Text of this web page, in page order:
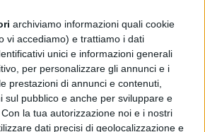
archiviamo informazioni quali cookie
vi accediamo) e trattiamo i dati
unici e informazioni generali
per personalizzare gli annunci e i
prestazioni di annunci e contenuti,
sul pubblico e anche per sviluppare e
la tua autorizzazione noi e i nostri
dati precisi di geolocalizzazione e